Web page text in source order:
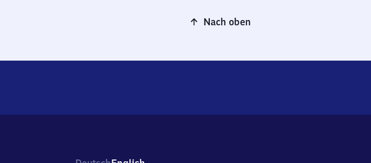
Nach oben